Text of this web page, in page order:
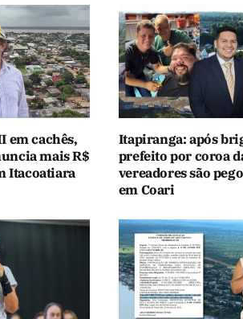
em cachês,
mais R$
Itacoatiara
Itapiranga: após
prefeito por coroa
vereadores são
em Coari